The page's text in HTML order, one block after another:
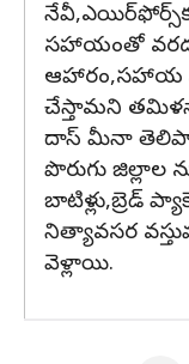
సహాయంతో వరద
ఆహారం,సహాయ
చేస్తామని
దాస్ మీనా
పొరుగు జిల్లాల
బాటిళ్లు,బ్రెడ్
నిత్యావసర
వెళ్లాయి.